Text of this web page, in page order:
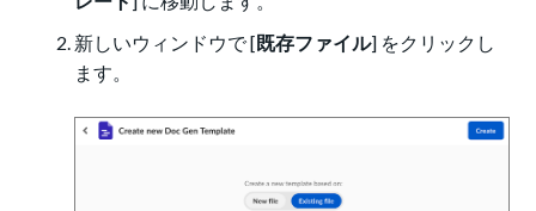
新しいウィンドウで [既存ファイル] をクリックし
ます。